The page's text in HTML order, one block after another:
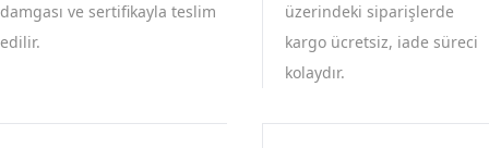
damgası ve sertifikayla teslim
edilir.
üzerindeki siparişlerde
kargo ücretsiz, iade süreci
kolaydır.